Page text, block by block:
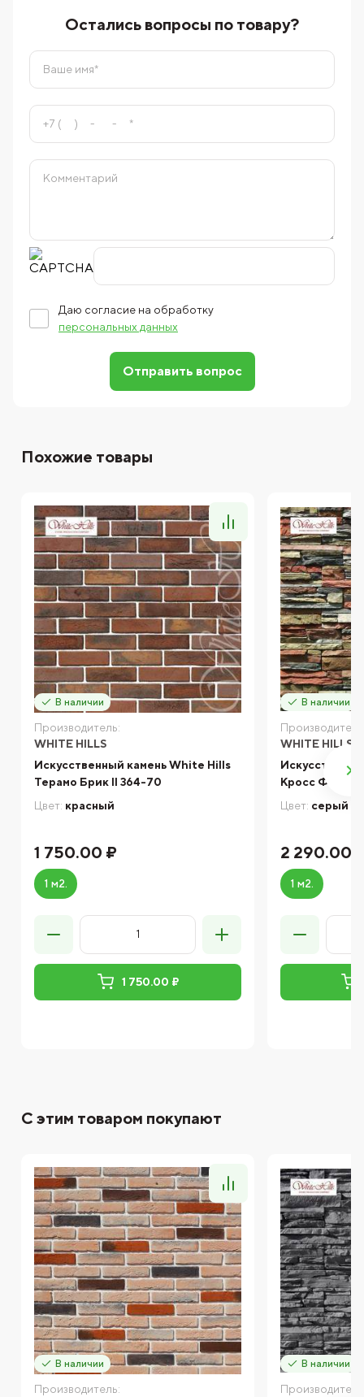
Остались вопросы по товару?
Даю согласие на обработку
персональных данных
Отправить вопрос
Похожие товары
В наличии
Производитель:
WHITE HILLS
Искусственный камень White Hills
Терамо Брик II 364-70
Цвет: красный
1 750.00 ₽
1 м2.
1 750.00 ₽
В наличии
WHITE HILLS
Кросс Фелл
Цвет: серый
2 290.00
1 м2.
С этим товаром покупают
В наличии
Производитель:
В наличии